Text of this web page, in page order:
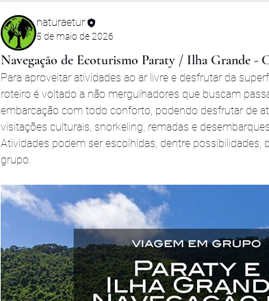
naturaetur
5 de maio de 2026
Navegação de Ecoturismo Paraty / Ilha Grande -
Para aproveitar atividades ao ar livre e desfrutar da
roteiro é voltado a não mergulhadores que buscam
embarcação com todo conforto, podendo desfrutar de
visitações culturais, snorkeling, remadas e
Atividades podem ser escolhidas, dentre possibilidades,
grupo.